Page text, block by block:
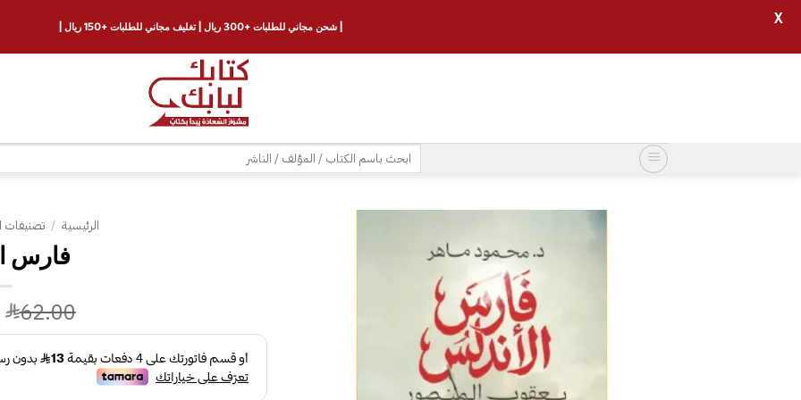
البحث
عن:
الرئيسية / تصنيفات
فارس
62.00
| شحن مجاني للطلبات +300 ريال | تغليف مجاني للطلبات +150 ريال | X